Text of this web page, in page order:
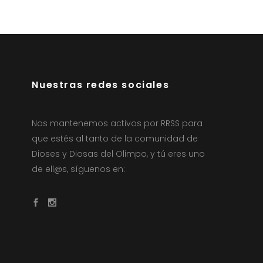
Nuestras redes sociales
Nos mantenemos activos por RRSS para
que estés al tanto de la comunidad de
Dioses y Diosas del Olimpo, y tú eres uno
de ell@s, síguenos en: